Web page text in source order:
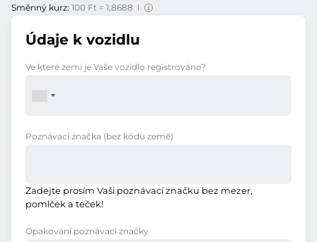
Směnný kurz: 100 Ft = 1,8688 l
Údaje k vozidlu
Ve které zemi je Vaše vozidlo registrováno?
Poznávací značka (bez kódu země)
Zadejte prosím Vaši poznávací značku bez mezer,
pomlček a teček!
Opakování poznávací značky